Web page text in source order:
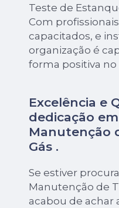
Teste de
Com
capacitados, e
organização é
forma positiva
Excelência e
dedicação
Manutenção
Gás .
Se estiver
Manutenção de
acabou de achar